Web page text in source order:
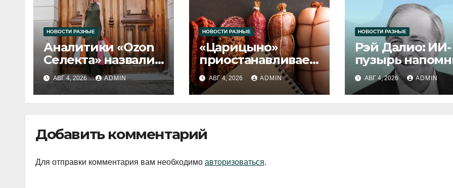
НОВОСТИ РАЗНЫЕ
Аналитики «Ozon
Селекта» назвали
fashion-тренды
2026 года
АВГ 4, 2026 ADMIN
НОВОСТИ РАЗНЫЕ
«Царицыно»
приостанавливает
выпуск продукции
АВГ 4, 2026 ADMIN
НОВОСТИ РАЗНЫЕ
Рэй Далио: ИИ-
пузырь
1929 и 2000
АВГ 4, 2026 ADMIN
Добавить комментарий
Для отправки комментария вам необходимо авторизоваться.